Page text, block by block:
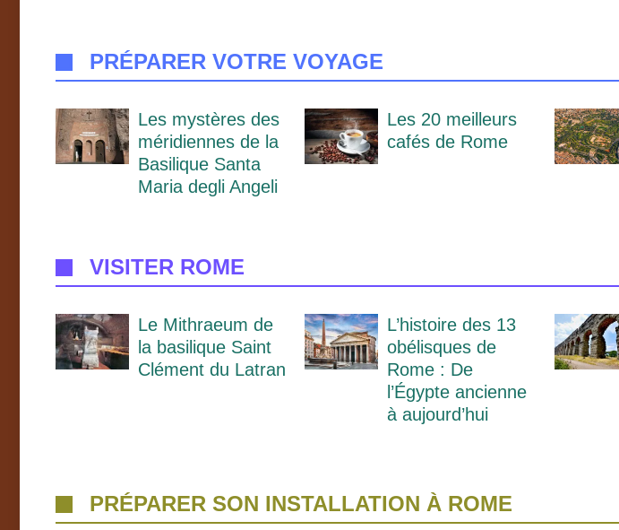
PRÉPARER VOTRE VOYAGE
Les mystères des
méridiennes de la
Basilique Santa
Maria degli Angeli
Les 20 meilleurs
cafés de Rome
VISITER ROME
Le Mithraeum de
la basilique Saint
Clément du Latran
L’histoire des 13
obélisques de
Rome : De
l’Égypte ancienne
à aujourd’hui
PRÉPARER SON INSTALLATION À ROME